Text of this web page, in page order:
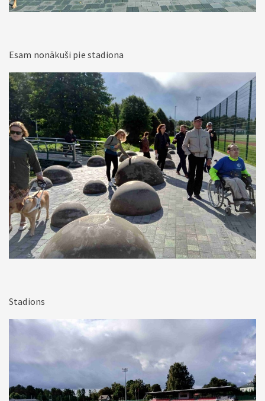
Esam nonākuši pie stadiona
Stadions